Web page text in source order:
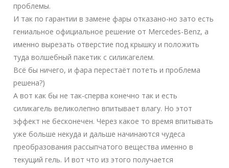
проблемы.
И так по гарантии в замене фары отказано-но зато есть
гениальное официальное решение от Mercedes-Benz, а
именно вырезать отверстие под крышку и положить
туда волшебный пакетик с силикагелем.
Всё бы ничего, и фара перестаёт потеть и проблема
решена?)
А вот как бы не так-сперва конечно так и есть
силикагель великолепно впитывает влагу. Но этот
эффект не бесконечен. Через какое то время впитывать
уже больше некуда и дальше начинаются чудеса
преобразования рассыпчатого вещества именно в
текущий гель. И вот что из этого получается